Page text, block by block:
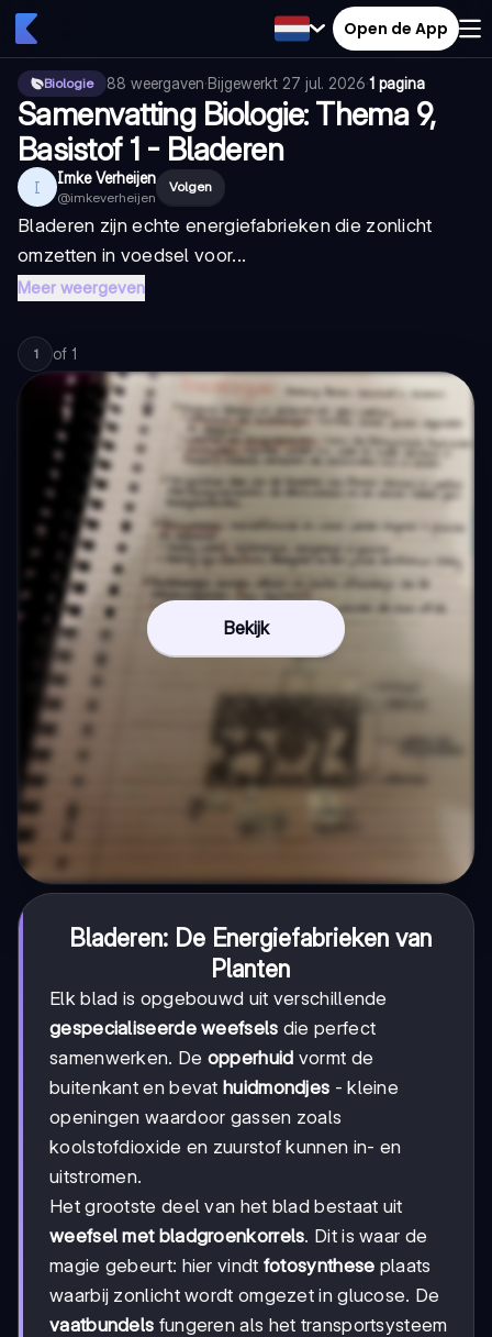
Open de App
Biologie 88 weergaven·Bijgewerkt 27 jul. 2026·1 pagina
Samenvatting Biologie: Thema 9,
Basistof 1 - Bladeren
I Imke Verheijen
@imkeverheijen
Volgen
Bladeren zijn echte energiefabrieken die zonlicht
omzetten in voedsel voor...
Meer weergeven
1 of 1
Bekijk
Bladeren: De Energiefabrieken van
Planten
Elk blad is opgebouwd uit verschillende
gespecialiseerde weefsels die perfect
samenwerken. De opperhuid vormt de
buitenkant en bevathuidmondjes - kleine
openingen waardoor gassen zoals
koolstofdioxide en zuurstof kunnen in- en
uitstromen.
Het grootste deel van het blad bestaat uit
weefsel met bladgroenkorrels. Dit is waar de
magie gebeurt: hier vindt fotosynthese plaats
waarbij zonlicht wordt omgezet in glucose. De
vaatbundels fungeren als het transportsysteem